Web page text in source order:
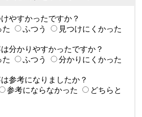
やすかったですか？
た
ふつう 見つけにくかった
分かりやすかったですか？
た
ふつう 分かりにくかった
参考になりましたか？
参考にならなかった
どちらと